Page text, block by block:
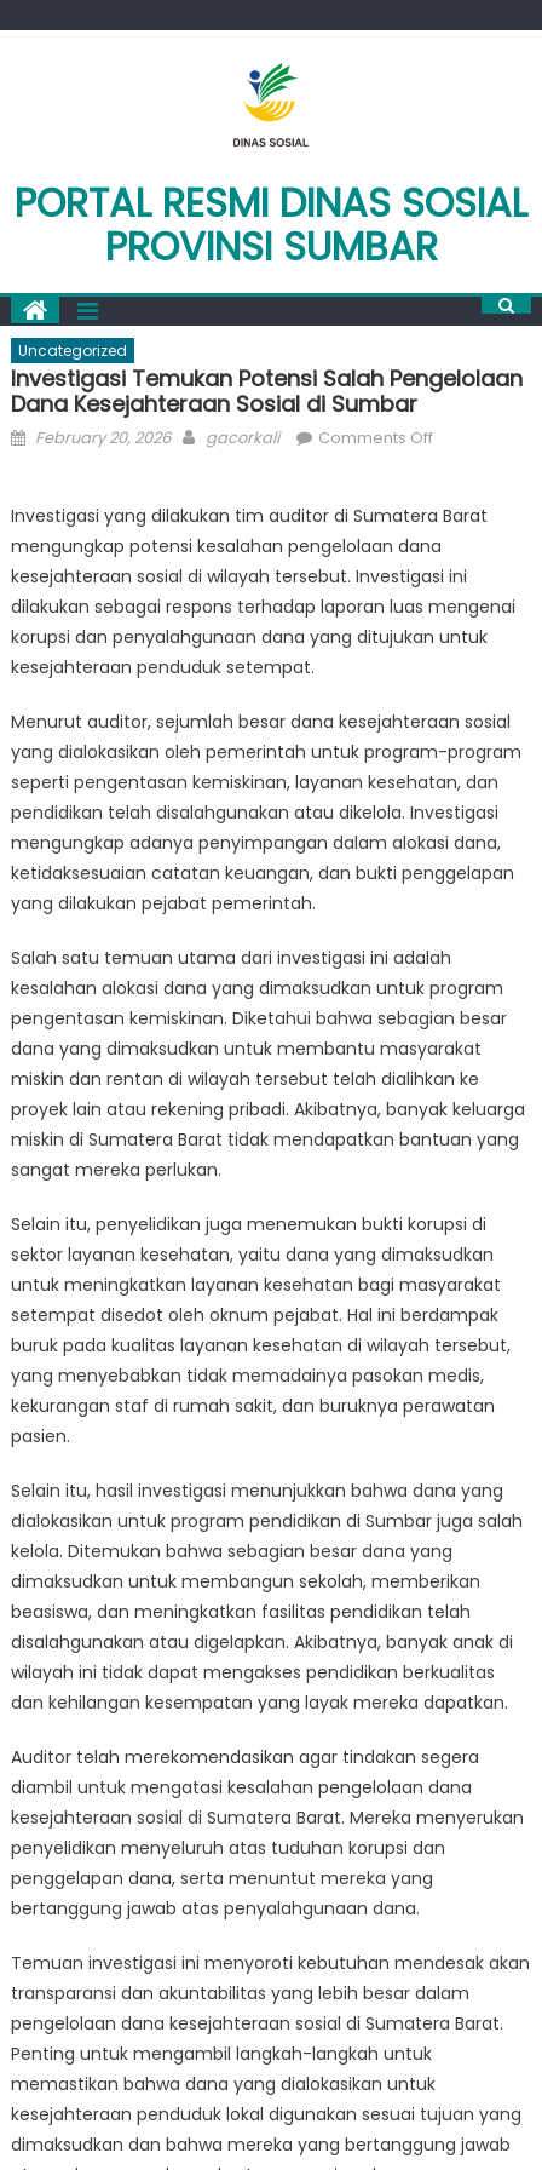
PORTAL RESMI DINAS SOSIAL
PROVINSI SUMBAR
Uncategorized
Investigasi Temukan Potensi Salah Pengelolaan
Dana Kesejahteraan Sosial di Sumbar
Posted
February 20, 2026 Author
gacorkali Comments Offon
Potensi
Salah
Pengelolaan
Dana
Sumbar
Investigasi yang dilakukan tim auditor di Sumatera Barat
mengungkap potensi kesalahan pengelolaan dana
kesejahteraan sosial di wilayah tersebut. Investigasi ini
dilakukan sebagai respons terhadap laporan luas mengenai
korupsi dan penyalahgunaan dana yang ditujukan untuk
kesejahteraan penduduk setempat.
Menurut auditor, sejumlah besar dana kesejahteraan sosial
yang dialokasikan oleh pemerintah untuk program-program
seperti pengentasan kemiskinan, layanan kesehatan, dan
pendidikan telah disalahgunakan atau dikelola. Investigasi
mengungkap adanya penyimpangan dalam alokasi dana,
ketidaksesuaian catatan keuangan, dan bukti penggelapan
yang dilakukan pejabat pemerintah.
Salah satu temuan utama dari investigasi ini adalah
kesalahan alokasi dana yang dimaksudkan untuk program
pengentasan kemiskinan. Diketahui bahwa sebagian besar
dana yang dimaksudkan untuk membantu masyarakat
miskin dan rentan di wilayah tersebut telah dialihkan ke
proyek lain atau rekening pribadi. Akibatnya, banyak keluarga
miskin di Sumatera Barat tidak mendapatkan bantuan yang
sangat mereka perlukan.
Selain itu, penyelidikan juga menemukan bukti korupsi di
sektor layanan kesehatan, yaitu dana yang dimaksudkan
untuk meningkatkan layanan kesehatan bagi masyarakat
setempat disedot oleh oknum pejabat. Hal ini berdampak
buruk pada kualitas layanan kesehatan di wilayah tersebut,
yang menyebabkan tidak memadainya pasokan medis,
kekurangan staf di rumah sakit, dan buruknya perawatan
pasien.
Selain itu, hasil investigasi menunjukkan bahwa dana yang
dialokasikan untuk program pendidikan di Sumbar juga salah
kelola. Ditemukan bahwa sebagian besar dana yang
dimaksudkan untuk membangun sekolah, memberikan
beasiswa, dan meningkatkan fasilitas pendidikan telah
disalahgunakan atau digelapkan. Akibatnya, banyak anak di
wilayah ini tidak dapat mengakses pendidikan berkualitas
dan kehilangan kesempatan yang layak mereka dapatkan.
Auditor telah merekomendasikan agar tindakan segera
diambil untuk mengatasi kesalahan pengelolaan dana
kesejahteraan sosial di Sumatera Barat. Mereka menyerukan
penyelidikan menyeluruh atas tuduhan korupsi dan
penggelapan dana, serta menuntut mereka yang
bertanggung jawab atas penyalahgunaan dana.
Temuan investigasi ini menyoroti kebutuhan mendesak akan
transparansi dan akuntabilitas yang lebih besar dalam
pengelolaan dana kesejahteraan sosial di Sumatera Barat.
Penting untuk mengambil langkah-langkah untuk
memastikan bahwa dana yang dialokasikan untuk
kesejahteraan penduduk lokal digunakan sesuai tujuan yang
dimaksudkan dan bahwa mereka yang bertanggung jawab